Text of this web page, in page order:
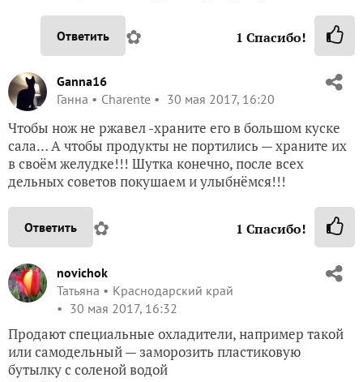
Ответить ✿ 1 Спасибо!
Ganna16
Ганна
Charente 30 мая 2017, 16:20
Чтобы нож не ржавел -храните его в большом куске
сала… А чтобы продукты не портились — храните их
в своём желудке!!! Шутка конечно, после всех
дельных советов покушаем и улыбнёмся!!!
Ответить ✿ 1 Спасибо!
novichok
Татьяна
Краснодарский край
30 мая 2017, 16:32
Продают специальные охладители, например такой
или самодельный — заморозить пластиковую
бутылку с соленой водой